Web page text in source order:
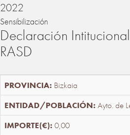
2022
Sensibilización
Declaración
RASD
Bizkaia
Ayto. de
0,00